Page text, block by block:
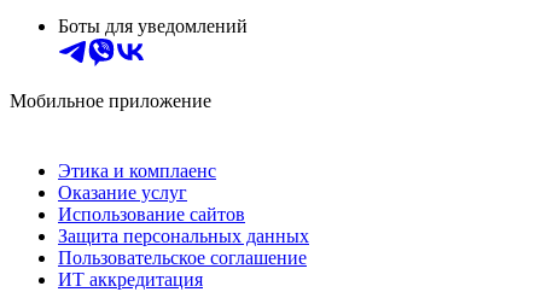
Боты для уведомлений
Мобильное приложение
Этика и комплаенс
Оказание услуг
Использование сайтов
Защита персональных данных
Пользовательское соглашение
ИТ аккредитация